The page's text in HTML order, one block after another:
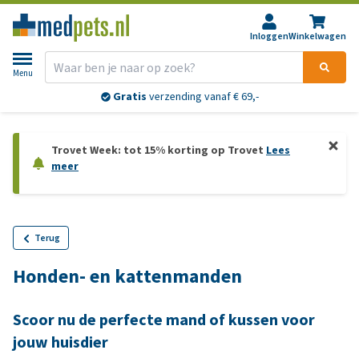
InloggenWinkelwagen
Menu
Gratis verzending vanaf € 69,-
Trovet Week: tot 15% korting op Trovet Lees
meer
Terug
Honden- en kattenmanden
Scoor nu de perfecte mand of kussen voor
jouw huisdier